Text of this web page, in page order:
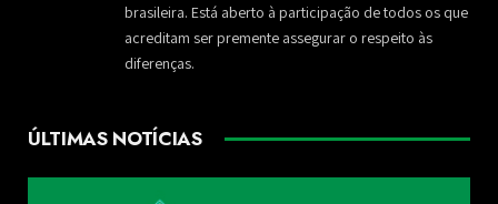
brasileira. Está aberto à participação de todos os que
acreditam ser premente assegurar o respeito às
diferenças.
ÚLTIMAS NOTÍCIAS